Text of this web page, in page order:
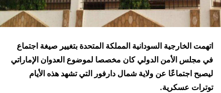
اتهمت الخارجية السودانية المملكة المتحدة بتغيير صيغة اجتماع
في مجلس الأمن الدولي كان مخصصا لموضوع العدوان الإماراتي
ليصبح اجتماعًا عن ولاية شمال دارفور التي تشهد هذه الأيام
توترات عسكرية.